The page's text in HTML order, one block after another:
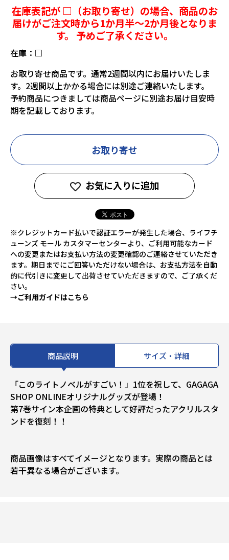
在庫表記が □（お取り寄せ）の場合、商品のお
届けがご注文時から1か月半～2か月後となりま
す。 予めご了承ください。
在庫： □
お取り寄せ商品です。通常2週間以内にお届けいたしま
す。2週間以上かかる場合には別途ご連絡いたします。
予約商品につきましては商品ページに別途お届け目安時
期を記載しております。
お取り寄せ
お気に入りに追加
※クレジットカード払いで認証エラーが発生した場合、ライフチ
ューンズ モール カスタマーセンターより、ご利用可能なカード
への変更またはお支払い方法の変更確認のご連絡させていただき
ます。期日までにご回答いただけない場合は、お支払方法を自動
的に代引きに変更して出荷させていただきますので、ご了承くだ
さい。
→ご利用ガイドはこちら
商品説明 サイズ・詳細
「このライトノベルがすごい！」1位を祝して、GAGAGA
SHOP ONLINEオリジナルグッズが登場！
第7巻サイン本企画の特典として好評だったアクリルスタ
ンドを復刻！！
商品画像はすべてイメージとなります。実際の商品とは
若干異なる場合がございます。